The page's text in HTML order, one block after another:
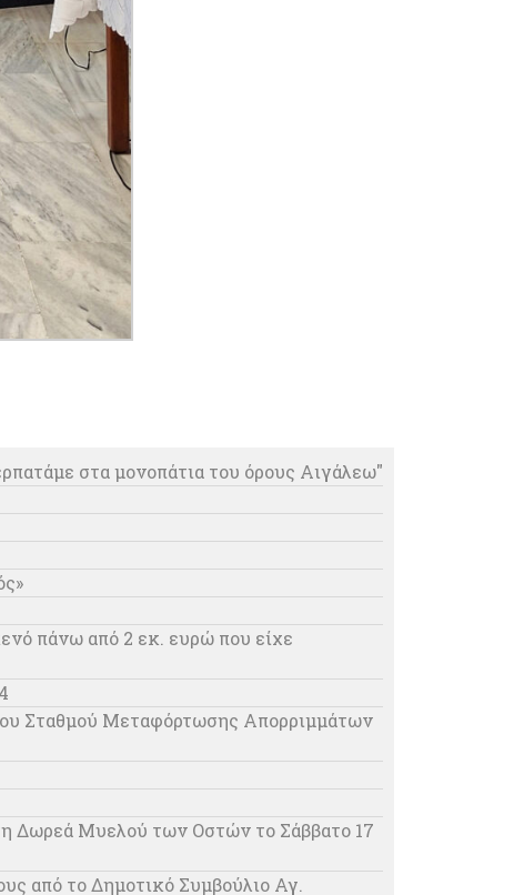
στα μονοπάτια του όρους Αιγάλεω"
πάνω από 2 εκ. ευρώ που είχε
Σταθμού Μεταφόρτωσης Απορριμμάτων
Δωρεά Μυελού των Οστών το Σάββατο 17
από το Δημοτικό Συμβούλιο Αγ.